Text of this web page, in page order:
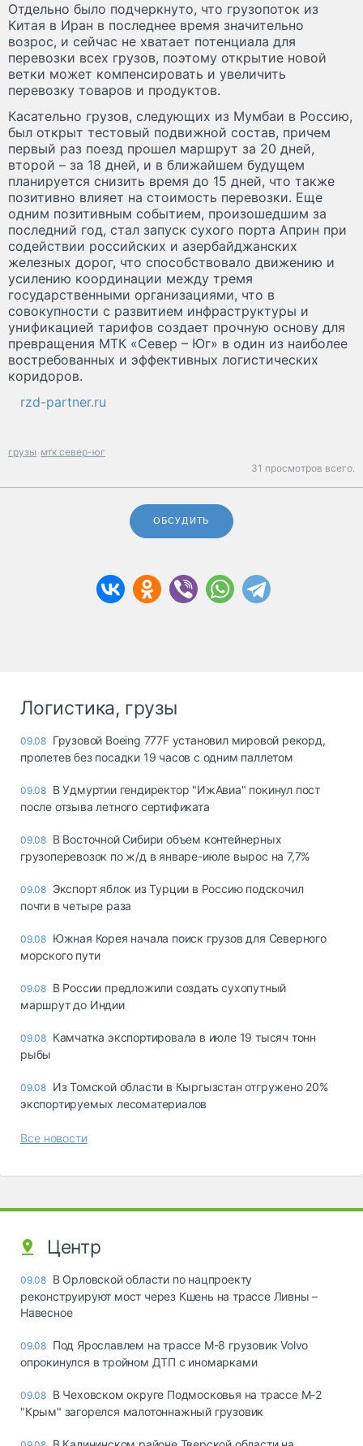
Отдельно было подчеркнуто, что грузопоток из
Китая в Иран в последнее время значительно
возрос, и сейчас не хватает потенциала для
перевозки всех грузов, поэтому открытие новой
ветки может компенсировать и увеличить
перевозку товаров и продуктов.
Касательно грузов, следующих из Мумбаи в Россию,
был открыт тестовый подвижной состав, причем
первый раз поезд прошел маршрут за 20 дней,
второй – за 18 дней, и в ближайшем будущем
планируется снизить время до 15 дней, что также
позитивно влияет на стоимость перевозки. Еще
одним позитивным событием, произошедшим за
последний год, стал запуск сухого порта Априн при
содействии российских и азербайджанских
железных дорог, что способствовало движению и
усилению координации между тремя
государственными организациями, что в
совокупности с развитием инфраструктуры и
унификацией тарифов создает прочную основу для
превращения МТК «Север – Юг» в один из наиболее
востребованных и эффективных логистических
коридоров.
rzd-partner.ru
грузы мтк север-юг
31 просмотров всего.
ОБСУДИТЬ
Логистика, грузы
09.08 Грузовой Boeing 777F установил мировой рекорд,
пролетев без посадки 19 часов с одним паллетом
09.08 В Удмуртии гендиректор "ИжАвиа" покинул пост
после отзыва летного сертификата
09.08 В Восточной Сибири объем контейнерных
грузоперевозок по ж/д в январе-июле вырос на 7,7%
09.08 Экспорт яблок из Турции в Россию подскочил
почти в четыре раза
09.08 Южная Корея начала поиск грузов для Северного
морского пути
09.08 В России предложили создать сухопутный
маршрут до Индии
09.08 Камчатка экспортировала в июле 19 тысяч тонн
рыбы
09.08 Из Томской области в Кыргызстан отгружено 20%
экспортируемых лесоматериалов
Все новости
Центр
09.08 В Орловской области по нацпроекту
реконструируют мост через Кшень на трассе Ливны –
Навесное
09.08 Под Ярославлем на трассе М-8 грузовик Volvo
опрокинулся в тройном ДТП с иномарками
09.08 В Чеховском округе Подмосковья на трассе М-2
"Крым" загорелся малотоннажный грузовик